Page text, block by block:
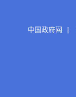
中国政府网 |